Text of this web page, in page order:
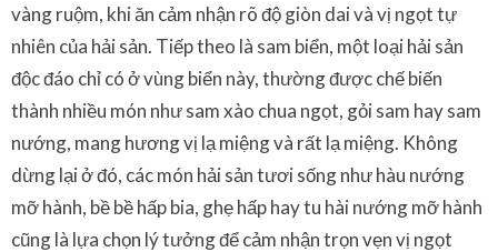
vàng ruộm, khi ăn cảm nhận rõ độ giòn dai và vị ngọt tự
nhiên của hải sản. Tiếp theo là sam biển, một loại hải sản
độc đáo chỉ có ở vùng biển này, thường được chế biến
thành nhiều món như sam xào chua ngọt, gỏi sam hay sam
nướng, mang hương vị lạ miệng và rất lạ miệng. Không
dừng lại ở đó, các món hải sản tươi sống như hàu nướng
mỡ hành, bề bề hấp bia, ghẹ hấp hay tu hài nướng mỡ hành
cũng là lựa chọn lý tưởng để cảm nhận trọn vẹn vị ngọt